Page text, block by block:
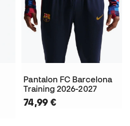
Pantalon FC Barcelona
Training 2026-2027
74,99 €